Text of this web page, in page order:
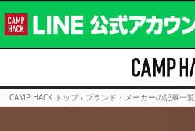
CAMP HACK トップ › ブランド・メーカーの記事一覧